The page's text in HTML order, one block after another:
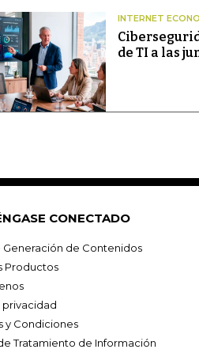
INTERNET
de TI a las
CONECTADO
Generación de Contenidos
Productos
privacidad
y Condiciones
Tratamiento de Información